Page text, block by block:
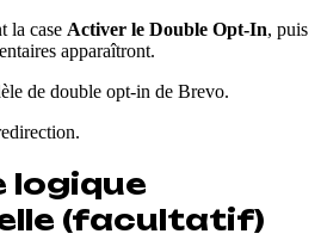
la case Activer le Double Opt-In, puis
apparaîtront.
de double opt-in de Brevo.
logique
(facultatif)